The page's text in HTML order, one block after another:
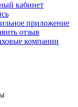
кабинет
приложение
отзыв
компании